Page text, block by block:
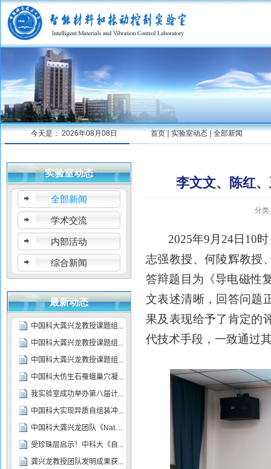
今天是： 2026年08月08日 首页 实验室动态 全部新闻
实验室动态
全部新闻
学术交流
内部活动
综合新闻
最新动态
李文文、陈红
分类
2025年9 月 24日 10
志强教授、何陵辉教授
答辩题目为《导电磁性
文表述清晰，回答问题
果及表现给予了肯定的
代技术手段，一致通过